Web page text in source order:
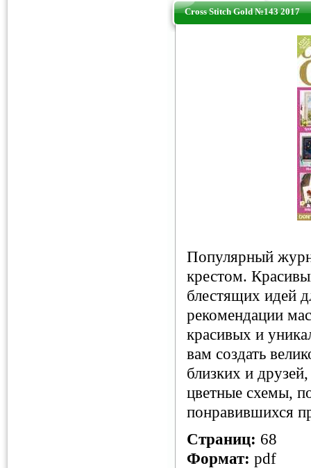
Cross Stitch Gold №143 2017
Популярный
крестом.
блестящих идей
рекомендации
красивых и
вам создать
близких и
цветные схемы,
понравившихся
Страниц: 68
Формат: pdf